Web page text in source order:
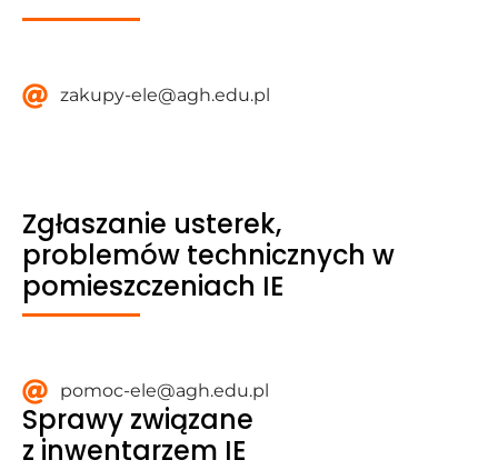
zakupy-ele@agh.edu.pl
Zgłaszanie usterek,
problemów technicznych w
pomieszczeniach IE
pomoc-ele@agh.edu.pl
Sprawy związane
z inwentarzem IE